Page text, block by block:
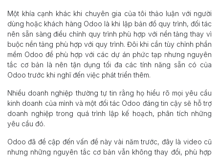
Một khía cạnh khác khi chuyên gia của tôi thảo luận với người
dùng hoặc khách hàng Odoo là khi lập bản đồ quy trình, đối tác
nên sẵn sàng điều chỉnh quy trình phù hợp với nền tảng thay vì
buộc nền tảng phù hợp với quy trình. Đôi khi cần tùy chỉnh phần
mềm Odoo để phù hợp với các dự án phức tạp nhưng nguyên
tắc cơ bản là nên tận dụng tối đa các tính năng sẵn có của
Odoo trước khi nghĩ đến việc phát triển thêm.
Nhiều doanh nghiệp thường tự tin rằng họ hiểu rõ mọi yêu cầu
kinh doanh của mình và một đối tác Odoo đáng tin cậy sẽ hỗ trợ
doanh nghiệp trong quá trình lập kế hoạch, phân tích những
yêu cầu đó.
Odoo đã đề cập đến vấn đề này vài năm trước, đây là video cũ
nhưng những nguyên tắc cơ bản vẫn không thay đổi, phù hợp